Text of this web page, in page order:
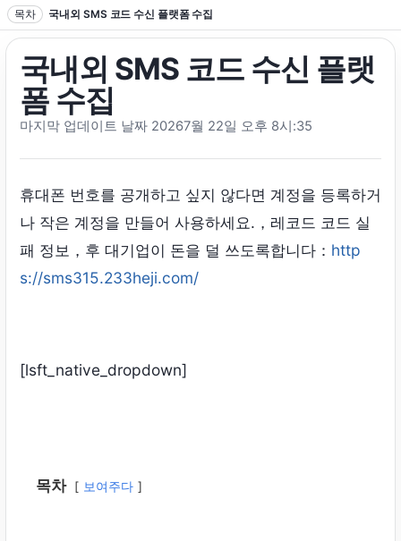
텍스트로 이동
목차 국내외 SMS 코드 수신 플랫폼 수집
국내외 SMS 코드 수신 플랫
폼 수집
마지막 업데이트 날짜 20267월 22일 오후 8시:35
휴대폰 번호를 공개하고 싶지 않다면 계정을 등록하거
나 작은 계정을 만들어 사용하세요.，레코드 코드 실
패 정보，후 대기업이 돈을 덜 쓰도록합니다： http
s://sms315.233heji.com/
[lsft_native_dropdown]
목차 보여주다